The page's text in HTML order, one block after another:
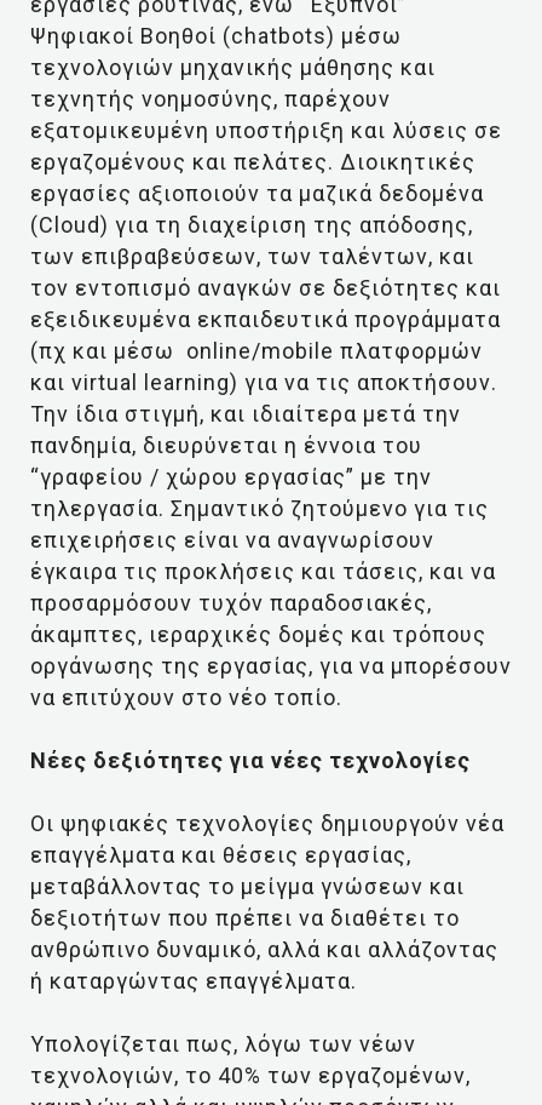
Ψηφιακοί Βοηθοί (chatbots) μέσω
τεχνολογιών μηχανικής μάθησης και
τεχνητής νοημοσύνης, παρέχουν
εξατομικευμένη υποστήριξη και λύσεις σε
εργαζομένους και πελάτες. Διοικητικές
εργασίες αξιοποιούν τα μαζικά δεδομένα
(Cloud) για τη διαχείριση της απόδοσης,
των επιβραβεύσεων, των ταλέντων, και
τον εντοπισμό αναγκών σε δεξιότητες και
εξειδικευμένα εκπαιδευτικά προγράμματα
(πχ και μέσω online/mobile πλατφορμών
και virtual learning) για να τις αποκτήσουν.
Την ίδια στιγμή, και ιδιαίτερα μετά την
πανδημία, διευρύνεται η έννοια του
“γραφείου / χώρου εργασίας” με την
τηλεργασία. Σημαντικό ζητούμενο για τις
επιχειρήσεις είναι να αναγνωρίσουν
έγκαιρα τις προκλήσεις και τάσεις, και να
προσαρμόσουν τυχόν παραδοσιακές,
άκαμπτες, ιεραρχικές δομές και τρόπους
οργάνωσης της εργασίας, για να μπορέσουν
να επιτύχουν στο νέο τοπίο.
Νέες δεξιότητες για νέες τεχνολογίες
Οι ψηφιακές τεχνολογίες δημιουργούν νέα
επαγγέλματα και θέσεις εργασίας,
μεταβάλλοντας το μείγμα γνώσεων και
δεξιοτήτων που πρέπει να διαθέτει το
ανθρώπινο δυναμικό, αλλά και αλλάζοντας
ή καταργώντας επαγγέλματα.
Υπολογίζεται πως, λόγω των νέων
τεχνολογιών, το 40% των εργαζομένων,